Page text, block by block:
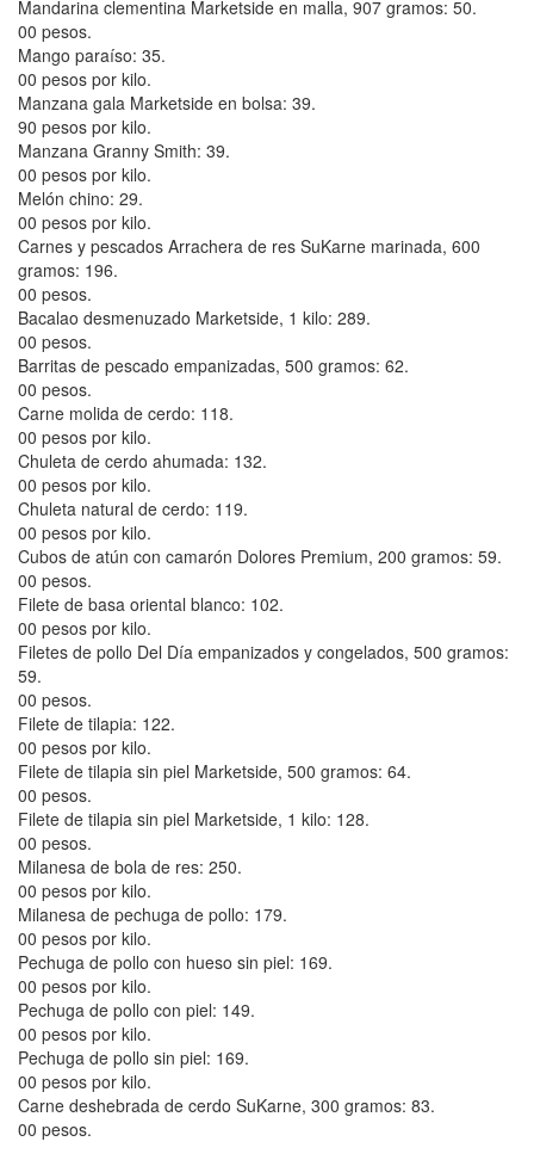
Mandarina clementina Marketside en malla, 907 gramos: 50.
00 pesos.
Mango paraíso: 35.
00 pesos por kilo.
Manzana gala Marketside en bolsa: 39.
90 pesos por kilo.
Manzana Granny Smith: 39.
00 pesos por kilo.
Melón chino: 29.
00 pesos por kilo.
Carnes y pescados Arrachera de res SuKarne marinada, 600
gramos: 196.
00 pesos.
Bacalao desmenuzado Marketside, 1 kilo: 289.
00 pesos.
Barritas de pescado empanizadas, 500 gramos: 62.
00 pesos.
Carne molida de cerdo: 118.
00 pesos por kilo.
Chuleta de cerdo ahumada: 132.
00 pesos por kilo.
Chuleta natural de cerdo: 119.
00 pesos por kilo.
Cubos de atún con camarón Dolores Premium, 200 gramos: 59.
00 pesos.
Filete de basa oriental blanco: 102.
00 pesos por kilo.
Filetes de pollo Del Día empanizados y congelados, 500 gramos:
59.
00 pesos.
Filete de tilapia: 122.
00 pesos por kilo.
Filete de tilapia sin piel Marketside, 500 gramos: 64.
00 pesos.
Filete de tilapia sin piel Marketside, 1 kilo: 128.
00 pesos.
Milanesa de bola de res: 250.
00 pesos por kilo.
Milanesa de pechuga de pollo: 179.
00 pesos por kilo.
Pechuga de pollo con hueso sin piel: 169.
00 pesos por kilo.
Pechuga de pollo con piel: 149.
00 pesos por kilo.
Pechuga de pollo sin piel: 169.
00 pesos por kilo.
Carne deshebrada de cerdo SuKarne, 300 gramos: 83.
00 pesos.